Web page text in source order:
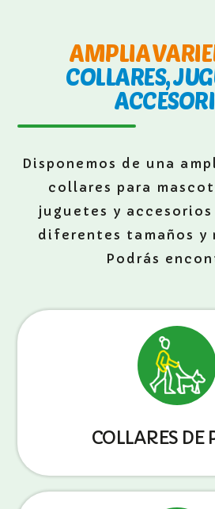
AMPLIA
COLLARES,
Disponemos de una
collares para
juguetes y
diferentes tamaños y
Podrás
COLLARES DE